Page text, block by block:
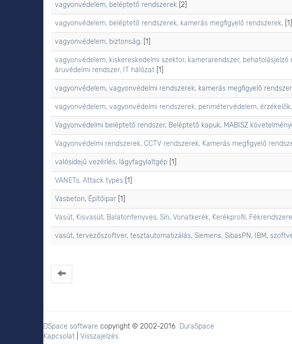
vagyonvédelem, beléptető rendszerek [2]
vagyonvédelem, beléptető rendszerek, kamerás megfigyelő rendszerek, [1]
vagyonvédelem, biztonság, [1]
vagyonvédelem, kiskereskedelmi szektor, kamerarendszer,
áruvédelmi rendszer, IT hálózat [1]
vagyonvédelem, vagyonvédelmi rendszerek, kamerás megfigyelő
vagyonvédelem, vagyonvédelmi rendszerek, perimétervédelem,
Vagyonvédelmi beléptető rendszer, Beléptető kapuk, MABISZ
Vagyonvédelmi rendszerek, CCTV rendszerek, Kamerás megfigyelő
valósidejű vezérlés, lágyfagylaltgép [1]
VANETs, Attack types [1]
Vasbeton, Építőipar [1]
Vasút, Kisvasút, Balatonfenyves, Sín, Vonatkerék, Kerékprofil,
vasút, tervezőszoftver, tesztautomatizálás, Siemens, SibasPN, IBM,
DSpace software copyright © 2002-2016 DuraSpace
Kapcsolat
Visszajelzés